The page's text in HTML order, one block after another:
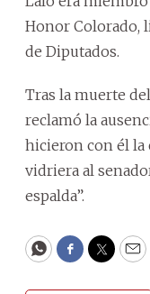
Honor Colorado,
de Diputados.
Tras la muerte
reclamó la
hicieron con él la
vidriera al
espalda”.
WhatsApp
Facebook